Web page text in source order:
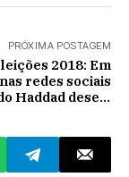
PRÓXIMA POSTAGEM
2018: Em
redes sociais
Haddad deseja